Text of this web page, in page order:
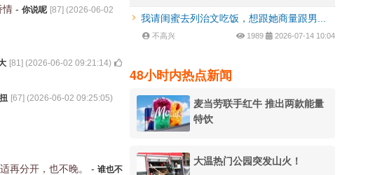
情 - 你说呢 [87] (2026-06-02
[81] (2026-06-02 09:21:14)
[67] (2026-06-02 09:25:05)
再分开，也不晚。 - 谁也不
我请闺蜜去列治文吃饭，想跟她商量跟男...
不高兴 1989 2026-07-14 10:04
48小时内热点新闻
麦当劳联手红牛 推出两款能量
特饮
大温热门公园突发山火！